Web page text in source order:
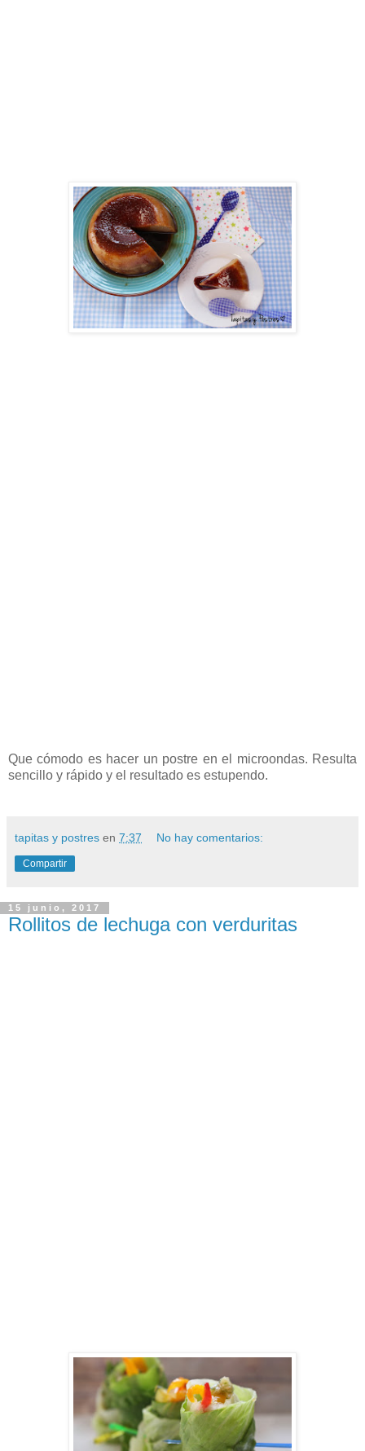
Que cómodo es hacer un postre en el microondas. Resulta
sencillo y rápido y el resultado es estupendo.
tapitas y postres en 7:37 No hay comentarios:
Compartir
15 junio, 2017
Rollitos de lechuga con verduritas